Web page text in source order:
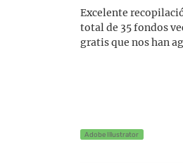
Excelente
total de 35 fondos
gratis que nos han
Adobe Illustrator